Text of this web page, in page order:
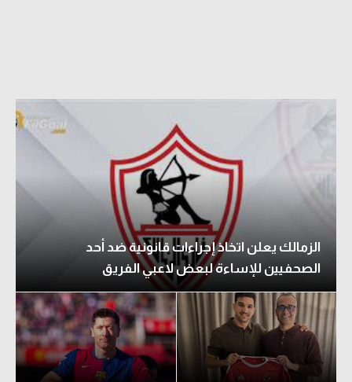
الزمالك يعلن اتخاذ إجراءات قانونية ضد أحد
الصحفيين للإساءة لبعض لاعبي الفريق